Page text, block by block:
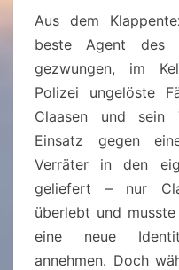
Aus dem
beste Agent
gezwungen, im
Polizei ungelöste
Claasen und sein
Einsatz gegen
Verräter in den
geliefert – nur
überlebt und
eine neue
annehmen. Doch